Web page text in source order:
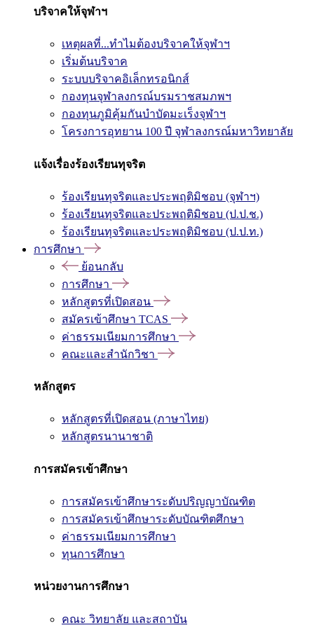
บริจาคให้จุฬาฯ
เหตุผลที่...ทำไมต้องบริจาคให้จุฬาฯ
เริ่มต้นบริจาค
ระบบบริจาคอิเล็กทรอนิกส์
กองทุนจุฬาลงกรณ์บรมราชสมภพฯ
กองทุนภูมิคุ้มกันบำบัดมะเร็งจุฬาฯ
โครงการอุทยาน 100 ปี จุฬาลงกรณ์มหาวิทยาลัย
แจ้งเรื่องร้องเรียนทุจริต
ร้องเรียนทุจริตและประพฤติมิชอบ (จุฬาฯ)
ร้องเรียนทุจริตและประพฤติมิชอบ (ป.ป.ช.)
ร้องเรียนทุจริตและประพฤติมิชอบ (ป.ป.ท.)
การศึกษา
ย้อนกลับ
การศึกษา
หลักสูตรที่เปิดสอน
สมัครเข้าศึกษา TCAS
ค่าธรรมเนียมการศึกษา
คณะและสำนักวิชา
หลักสูตร
หลักสูตรที่เปิดสอน (ภาษาไทย)
หลักสูตรนานาชาติ
การสมัครเข้าศึกษา
การสมัครเข้าศึกษาระดับปริญญาบัณฑิต
การสมัครเข้าศึกษาระดับบัณฑิตศึกษา
ค่าธรรมเนียมการศึกษา
ทุนการศึกษา
หน่วยงานการศึกษา
คณะ วิทยาลัย และสถาบัน